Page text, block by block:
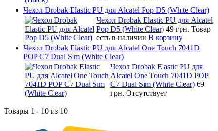
Чехол Drobak Elastic PU для Alcatel Pop D5 (White Clear)
Чехол Drobak Elastic PU для Alcatel
Pop D5 (White Clear) 49 грн. Товар
есть в наличии В корзину
Чехол Drobak Elastic PU для Alcatel One Touch 7041D
POP C7 Dual Sim (White Clear)
Чехол Drobak Elastic PU для
Alcatel One Touch 7041D POP
C7 Dual Sim (White Clear) 69
грн. Отсутствует
Товары 1 - 10 из 10